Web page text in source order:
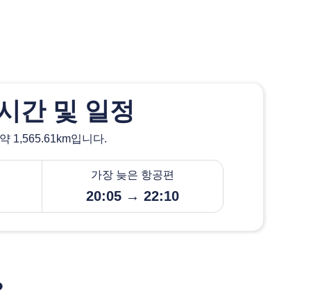
간 및 일정
1,565.61km입니다.
가장 늦은 항공편
20:05 → 22:10